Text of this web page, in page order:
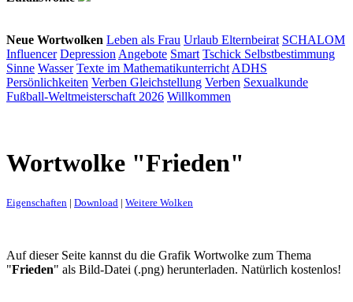
Neue Wortwolken Leben als Frau Urlaub Elternbeirat SCHALOM
Influencer Depression Angebote Smart Tschick Selbstbestimmung
Sinne Wasser Texte im Mathematikunterricht ADHS
Persönlichkeiten Verben Gleichstellung Verben Sexualkunde
Fußball-Weltmeisterschaft 2026 Willkommen
Wortwolke "Frieden"
Eigenschaften | Download | Weitere Wolken
Auf dieser Seite kannst du die Grafik Wortwolke zum Thema
"Frieden" als Bild-Datei (.png) herunterladen. Natürlich kostenlos!